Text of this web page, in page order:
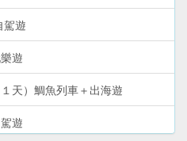
駕遊
遊
天）鯛魚列車＋出海遊
遊